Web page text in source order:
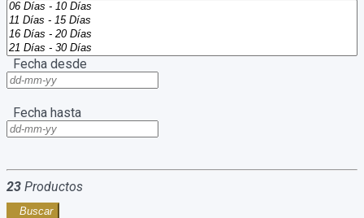
Fecha desde
Fecha hasta
23 Productos
Buscar